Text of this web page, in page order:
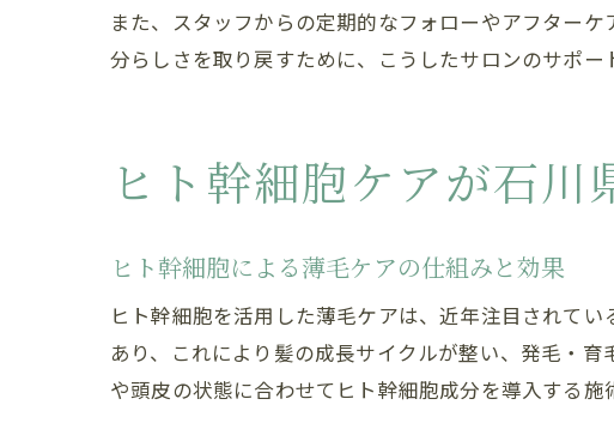
また、スタッフからの定期的なフォローやアフター
分らしさを取り戻すために、こうしたサロンのサポー
ヒト幹細胞ケアが石
ヒト幹細胞による薄毛ケアの仕組みと効果
ヒト幹細胞を活用した薄毛ケアは、近年注目されて
あり、これにより髪の成長サイクルが整い、発毛・
や頭皮の状態に合わせてヒト幹細胞成分を導入する施